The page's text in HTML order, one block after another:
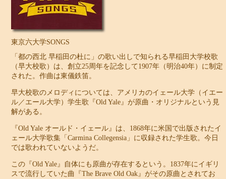
東京六大学SONGS
「都の西北 早稲田の杜に」の歌い出しで知られる早稲田大学校歌
（早大校歌）は、創立25周年を記念して1907年（明治40年）に制定
された。作曲は東儀鉄笛。
早大校歌のメロディについては、アメリカのイェール大学（イエー
ル／エール大学）学生歌『Old Yale』が原曲・オリジナルという見
解がある。
『Old Yale オールド・イェール』は、1868年に米国で出版されたイ
ェール大学歌集「Carmina Collegensia」に収録された学生歌。今日
では歌われていないようだ。
この『Old Yale』自体にも原曲が存在するという。1837年にイギリ
スで流行していた曲『The Brave Old Oak』がその原曲とされてお